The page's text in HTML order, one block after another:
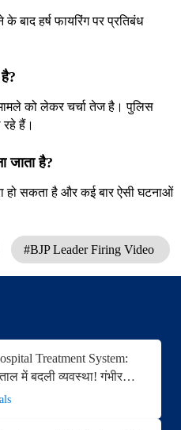
बाद हर्ष फायरिंग पर प्रतिबंध
को लेकर चर्चा तेज है। पुलिस
हैं।
जाता है?
हो सकता है और कई बार ऐसी घटनाओं
#BJP Leader Firing Video
Treatment System:
में बदली व्यवस्था! गंभीर…